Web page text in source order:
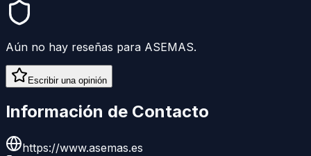
Aún no hay reseñas para ASEMAS.
Escribir una opinión
Información de Contacto
https://www.asemas.es